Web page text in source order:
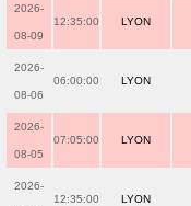
2026-
08-09
12:35:00 LYON
2026-
08-06
06:00:00 LYON
2026-
08-05
07:05:00 LYON
2026-
12:35:00 LYON